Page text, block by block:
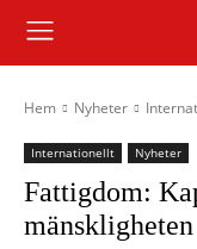
Hem Nyheter
Internationellt Nyheter
Fattigdom:
mänskligheten